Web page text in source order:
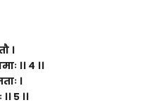
।
।। ४ ।।
।
।। ५ ।।